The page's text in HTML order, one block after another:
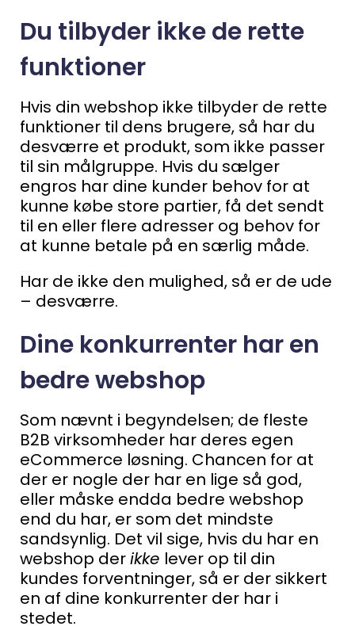
Du tilbyder ikke de rette
funktioner
Hvis din webshop ikke tilbyder de rette
funktioner til dens brugere, så har du
desværre et produkt, som ikke passer
til sin målgruppe. Hvis du sælger
engros har dine kunder behov for at
kunne købe store partier, få det sendt
til en eller flere adresser og behov for
at kunne betale på en særlig måde.
Har de ikke den mulighed, så er de ude
– desværre.
Dine konkurrenter har en
bedre webshop
Som nævnt i begyndelsen; de fleste
B2B virksomheder har deres egen
eCommerce løsning. Chancen for at
der er nogle der har en lige så god,
eller måske endda bedre webshop
end du har, er som det mindste
sandsynlig. Det vil sige, hvis du har en
webshop derikke lever op til din
kundes forventninger, så er der sikkert
en af dine konkurrenter der har i
stedet.